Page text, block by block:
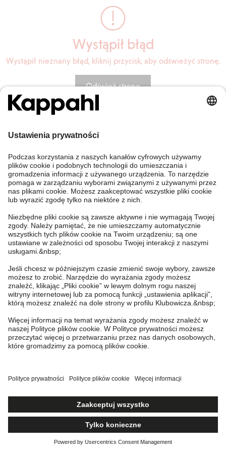
Wystąpił błąd
Wystąpił nieznany błąd, kliknij przycisk, aby odświeżyć stronę.
Odśwież stronę